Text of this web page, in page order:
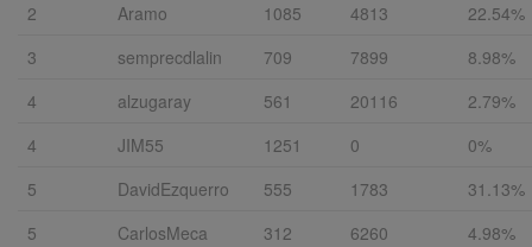
2
Aramo 1085 4813
22.54%
3
semprecdlalin 709 7899
8.98%
4
alzugaray 561 20116
2.79%
4
JIM55 1251 0
0%
5
DavidEzquerro 555 1783
31.13%
5
CarlosMeca 312 6260
4.98%